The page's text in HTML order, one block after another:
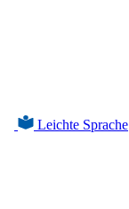
Leichte Sprache